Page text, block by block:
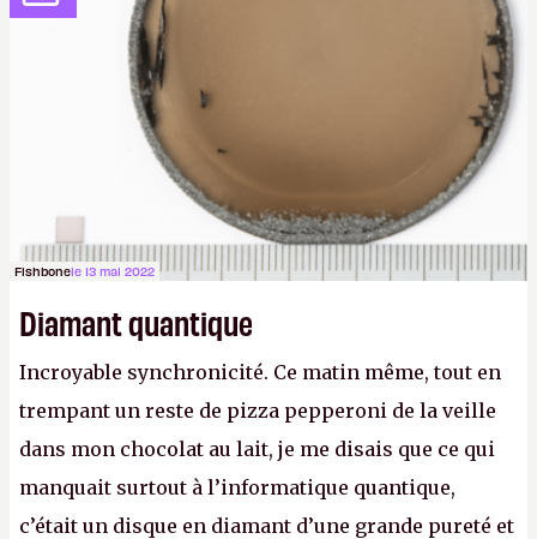
de l’identification obligatoire pour se connecter au
http://cpc.cx/AH432N1
- Crédit photo : Pexels -
Fishbonele 13 mai 2022
Diamant quantique
Incroyable synchronicité. Ce matin même, tout en
trempant un reste de pizza pepperoni de la veille
dans mon chocolat au lait, je me disais que ce qui
manquait surtout à l’informatique quantique,
c’était un disque en diamant d’une grande pureté et